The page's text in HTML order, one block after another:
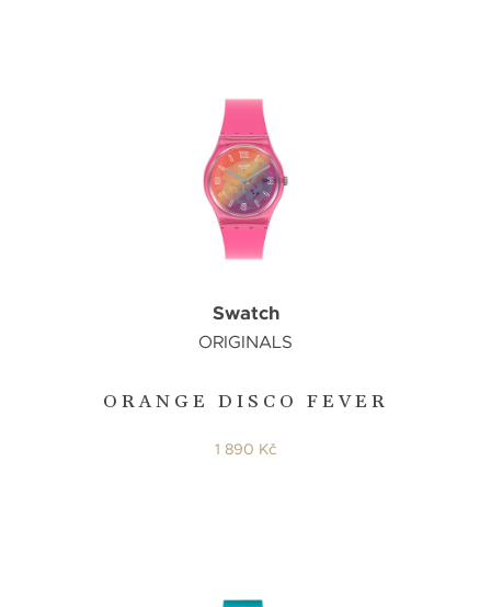
ORANGE DISCO FEVER
Swatch
ORIGINALS
1 890 Kč